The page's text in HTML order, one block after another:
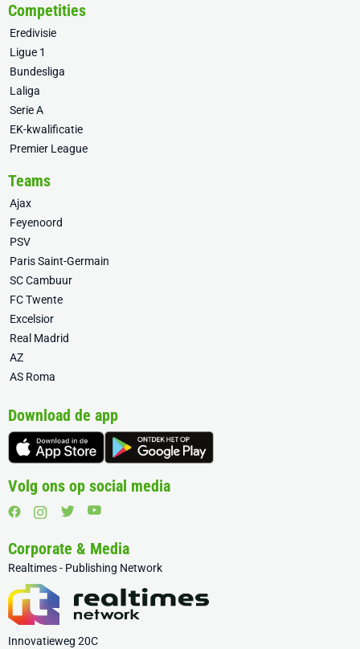
Competities
Eredivisie
Ligue 1
Bundesliga
Laliga
Serie A
EK-kwalificatie
Premier League
Teams
Ajax
Feyenoord
PSV
Paris Saint-Germain
SC Cambuur
FC Twente
Excelsior
Real Madrid
AZ
AS Roma
Download de app
Volg ons op social media
Corporate & Media
Realtimes - Publishing Network
Innovatieweg 20C